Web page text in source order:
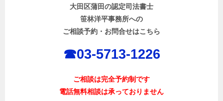
大田区蒲田の認定司法書士
笹林洋平事務所への
ご相談予約・お問合せはこちら
☎︎03-5713-1226
ご相談は完全予約制です
電話無料相談は承っておりません